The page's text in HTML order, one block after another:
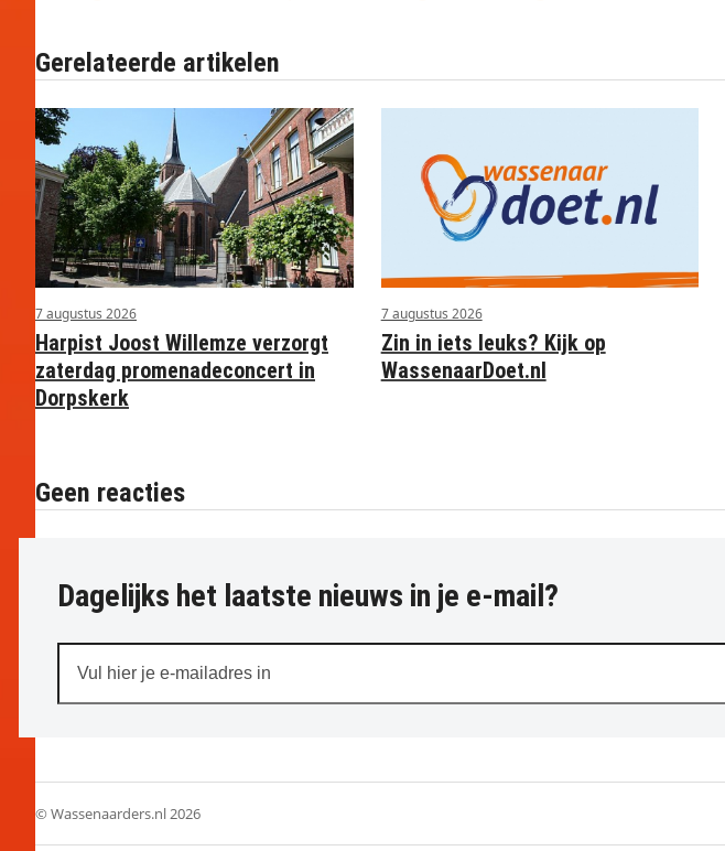
Gerelateerde artikelen
7 augustus 2026
Harpist Joost Willemze verzorgt
zaterdag promenadeconcert in
Dorpskerk
7 augustus 2026
Zin in iets leuks? Kijk op
WassenaarDoet.nl
Geen reacties
Dagelijks het laatste nieuws in je e-mail?
hier
je
in
© Wassenaarders.nl 2026